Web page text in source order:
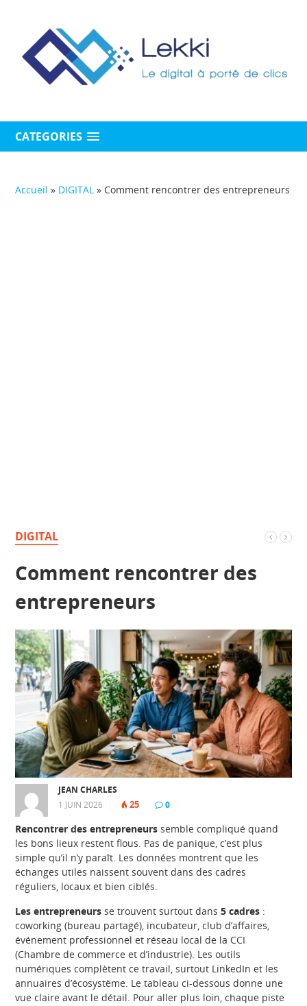
CATEGORIES
Accueil » DIGITAL » Comment rencontrer des entrepreneurs
DIGITAL
Comment rencontrer des
entrepreneurs
JEAN CHARLES
1 JUIN 2026
25 0
Rencontrer des entrepreneurs semble compliqué quand
les bons lieux restent flous. Pas de panique, c’est plus
simple qu’il n’y paraît. Les données montrent que les
échanges utiles naissent souvent dans des cadres
réguliers, locaux et bien ciblés.
Les entrepreneurs se trouvent surtout dans5 cadres :
coworking (bureau partagé), incubateur, club d’affaires,
événement professionnel et réseau local de la CCI
(Chambre de commerce et d’industrie). Les outils
numériques complètent ce travail, surtout LinkedIn et les
annuaires d’écosystème. Le tableau ci-dessous donne une
vue claire avant le détail. Pour aller plus loin, chaque piste